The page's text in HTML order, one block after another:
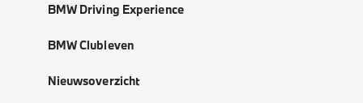
BMW Driving Experience
BMW Clubleven
Nieuwsoverzicht